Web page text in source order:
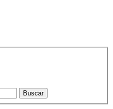
Buscar